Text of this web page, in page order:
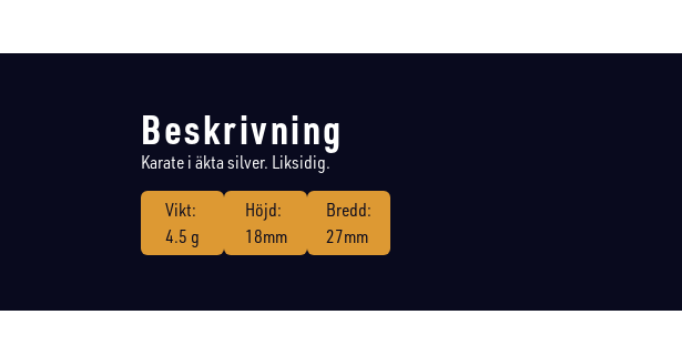
Beskrivning
Karate i äkta silver. Liksidig.
Vikt:
4.5 g
Höjd:
18mm
Bredd:
27mm